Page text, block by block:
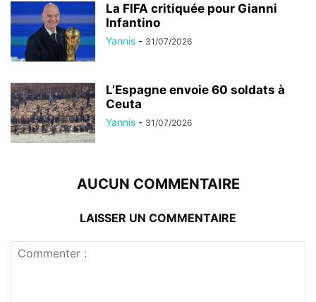
La FIFA critiquée pour Gianni
Infantino
Yannis - 31/07/2026
L’Espagne envoie 60 soldats à
Ceuta
Yannis - 31/07/2026
AUCUN COMMENTAIRE
LAISSER UN COMMENTAIRE